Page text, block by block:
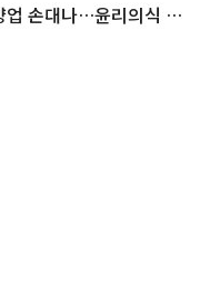
업 손대나…윤리의식 도